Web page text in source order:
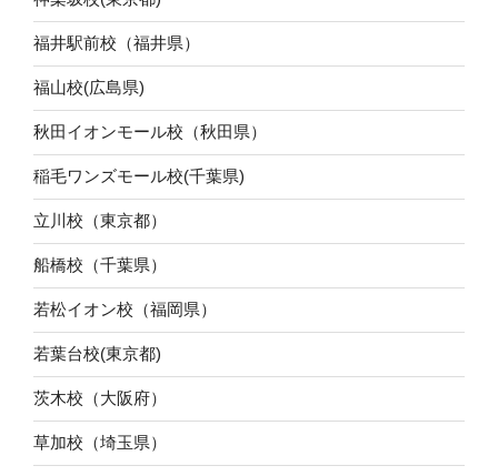
福井駅前校（福井県）
福山校(広島県)
秋田イオンモール校（秋田県）
稲毛ワンズモール校(千葉県)
立川校（東京都）
船橋校（千葉県）
若松イオン校（福岡県）
若葉台校(東京都)
茨木校（大阪府）
草加校（埼玉県）